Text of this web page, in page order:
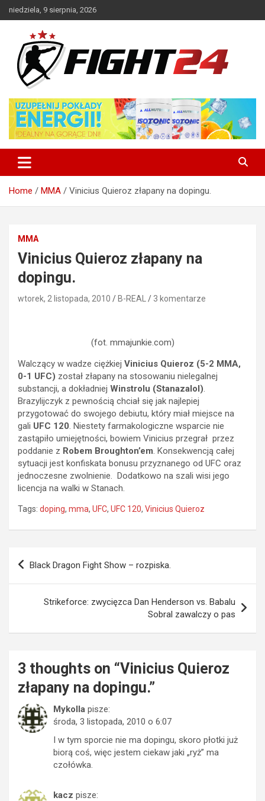
Skip
to
niedziela, 9 sierpnia, 2026
FIGHT24.PL – MMA i K-1, UFC
Home MMA Vinicius Quieroz złapany na dopingu.
MMA
Vinicius Quieroz złapany na
dopingu.
wtorek, 2 listopada, 2010 B-REAL 3 komentarze
(fot. mmajunkie.com)
Walczący w wadze ciężkiej Vinicius Quieroz (5-2 MMA,
0-1 UFC) został złapany na stosowaniu nielegalnej
substancji, a dokładniej Winstrolu (Stanazalol).
Brazylijczyk z pewnością chciał się jak najlepiej
przygotować do swojego debiutu, który miał miejsce na
gali UFC 120. Niestety farmakologiczne wsparcie nie
zastąpiło umiejętności, bowiem Vinicius przegrał przez
poddanie z Robem Broughton’em. Konsekwencją całej
sytuacji jest konfiskata bonusu przyznanego od UFC oraz
jednoczesne zwolnienie. Dodatkowo na szali wisi jego
licencja na walki w Stanach.
Tags: doping, mma, UFC, UFC 120, Vinicius Quieroz
Nawigacja
Black Dragon Fight Show – rozpiska.
Strikeforce: zwycięzca Dan Henderson vs. Babalu
Sobral zawalczy o pas
3 thoughts on “Vinicius Quieroz
złapany na dopingu.”
Mykolla pisze:
środa, 3 listopada, 2010 o 6:07
I w tym sporcie nie ma dopingu, skoro płotki już
biorą coś, więc jestem ciekaw jaki „ryż” ma
czołówka.
kacz pisze: